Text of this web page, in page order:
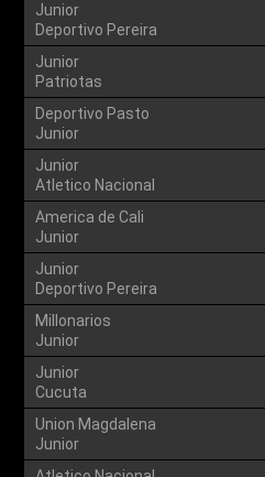
Junior
Deportivo Pereira
Junior
Patriotas
Deportivo Pasto
Junior
Junior
Atletico Nacional
America de Cali
Junior
Junior
Deportivo Pereira
Millonarios
Junior
Junior
Cucuta
Union Magdalena
Junior